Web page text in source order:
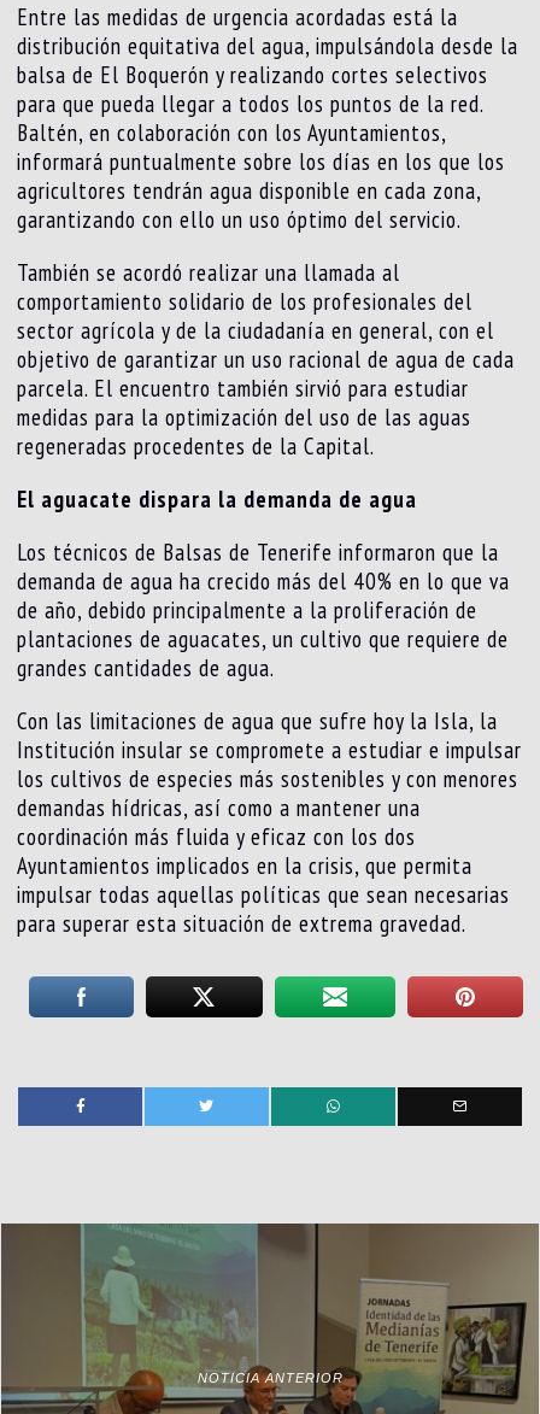
Entre las medidas de urgencia acordadas está la
distribución equitativa del agua, impulsándola desde la
balsa de El Boquerón y realizando cortes selectivos
para que pueda llegar a todos los puntos de la red.
Baltén, en colaboración con los Ayuntamientos,
informará puntualmente sobre los días en los que los
agricultores tendrán agua disponible en cada zona,
garantizando con ello un uso óptimo del servicio.
También se acordó realizar una llamada al
comportamiento solidario de los profesionales del
sector agrícola y de la ciudadanía en general, con el
objetivo de garantizar un uso racional de agua de cada
parcela. El encuentro también sirvió para estudiar
medidas para la optimización del uso de las aguas
regeneradas procedentes de la Capital.
El aguacate dispara la demanda de agua
Los técnicos de Balsas de Tenerife informaron que la
demanda de agua ha crecido más del 40% en lo que va
de año, debido principalmente a la proliferación de
plantaciones de aguacates, un cultivo que requiere de
grandes cantidades de agua.
Con las limitaciones de agua que sufre hoy la Isla, la
Institución insular se compromete a estudiar e impulsar
los cultivos de especies más sostenibles y con menores
demandas hídricas, así como a mantener una
coordinación más fluida y eficaz con los dos
Ayuntamientos implicados en la crisis, que permita
impulsar todas aquellas políticas que sean necesarias
para superar esta situación de extrema gravedad.
NOTICIA ANTERIOR